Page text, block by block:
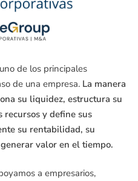
de los principales
de una empresa. La manera
su liquidez, estructura su
y define sus
su rentabilidad, su
valor en el tiempo.
a empresarios,